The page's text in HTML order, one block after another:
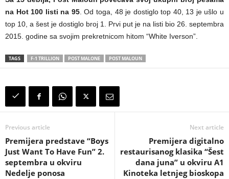
na Hot 100 listi na 95. Od toga, 48 je dostiglo top 40, 13 je ušlo u
top 10, a šest je dostiglo broj 1. Prvi put je na listi bio 26. septembra
2015. godine sa svojim prekretnicom hitom “White Iverson”.
TAGS F-1 TRILLION POST MALONE POST MALOUN
Previous article
Premijera predstave “Boys
Just Want To Have Fun” 2.
septembra u okviru
Nedelje ponosa
Next article
Premijera digitalno
restaurisanog klasika “Šest
dana juna” u okviru A1
Kinoteka letnjeg bioskopa